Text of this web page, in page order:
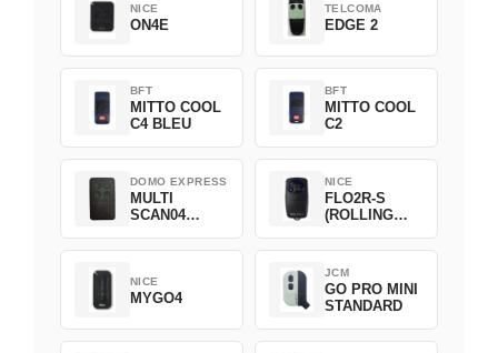
NICE
ON4E
TELCOMA
EDGE 2
BFT
MITTO COOL
C4 BLEU
BFT
MITTO COOL
C2
DOMO EXPRESS
MULTI
SCAN04
NICE
FLO2R-S
(ROLLING
NICE
MYGO4
JCM
GO PRO MINI
STANDARD